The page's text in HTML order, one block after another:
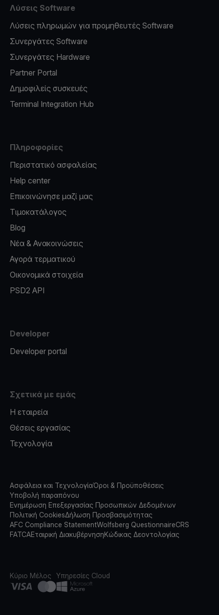
Λύσεις Software
Λύσεις πληρωμών για προμηθευτές Software
Συνεργάτες Software
Συνεργάτες Hardware
Partner Portal
Δημοφιλείς συσκευές
Terminal Integration Hub
Πληροφορίες
Περιστατικό ασφαλείας
Help center
Επικοινώνησε μαζί μας
Τιμοκατάλογος
Blog
Νέα & Ανακοινώσεις
Αγορά τερματικού
Οικονομικά στοιχεία
PSD2 API
Developer
Developer portal
Σχετικά με εμάς
Η εταιρεία
Θέσεις εργασίας
Τεχνολογία
Ασφάλεια και ΤεχνολογίαΌροι & Προϋποθέσεις
Υποβολή παραπόνου
Ενημέρωση Επεξεργασίας Προσωπικών Δεδομένων
Πολιτική CookiesΔήλωση Προσβασιμότητας
AFC Compliance StatementWolfsberg QuestionnaireCRS
FATCAΕταιρική ΔιακυβέρνησηΚώδικας Δεοντολογίας
Κύριο Μέλος Υπηρεσίες Cloud